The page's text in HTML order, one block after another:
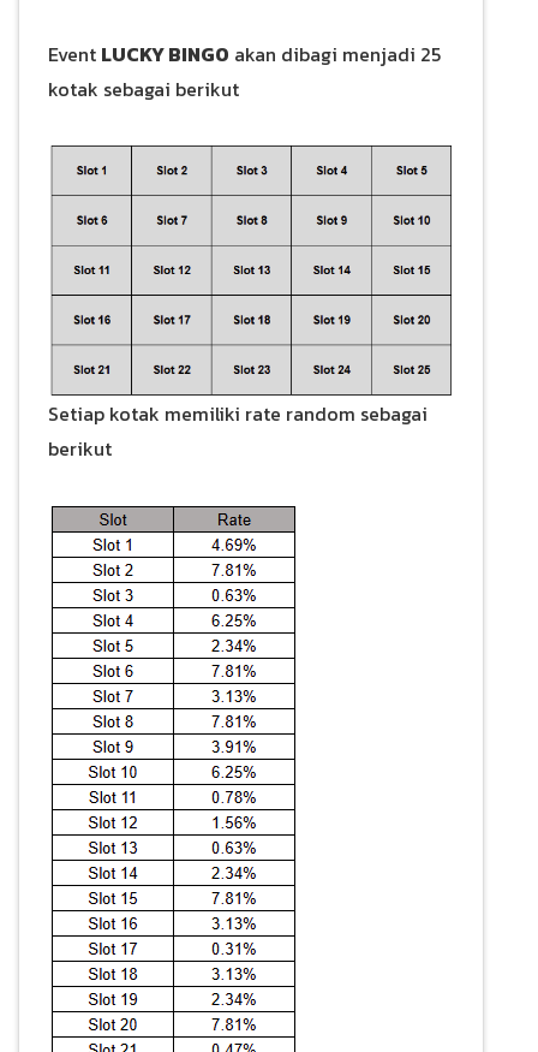
Event LUCKY BINGO akan dibagi menjadi 25
kotak sebagai berikut
Setiap kotak memiliki rate random sebagai
berikut